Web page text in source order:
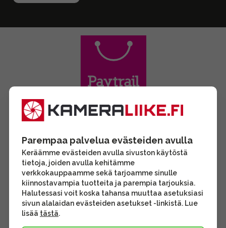
Parempaa palvelua evästeiden avulla
Keräämme evästeiden avulla sivuston käytöstä
tietoja, joiden avulla kehitämme
verkkokauppaamme sekä tarjoamme sinulle
kiinnostavampia tuotteita ja parempia tarjouksia.
Halutessasi voit koska tahansa muuttaa asetuksiasi
sivun alalaidan evästeiden asetukset -linkistä. Lue
lisää tästä.